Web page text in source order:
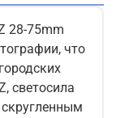
28-75mm
что